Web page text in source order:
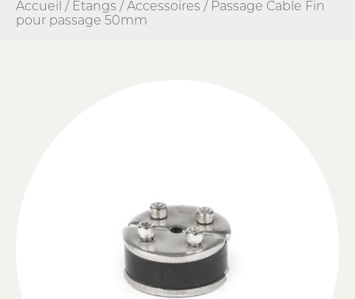
Accueil / Etangs / Accessoires / Passage Cable Fin
pour passage 50mm